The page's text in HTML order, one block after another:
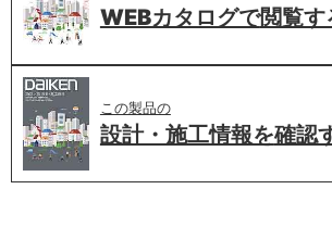
WEBカタログで閲覧す
この製品の
設計・施工情報を確認